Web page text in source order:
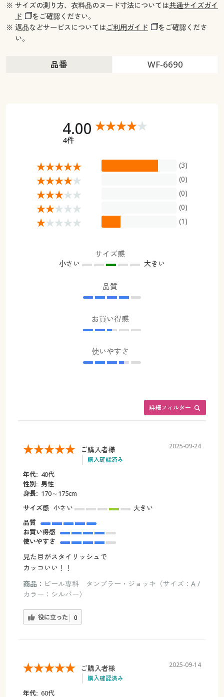
※ サイズの測り方、衣料品のヌード寸法については共通サイズガイ
ド
をご確認ください。
※ 返品などサービスについてはご利用ガイド
をご確認くださ
い。
品番 WF-6690
4.00
4件
(3)
(0)
(0)
(0)
(1)
サイズ感
小さい 大きい
品質
お買い得感
使いやすさ
詳細フィルター
ご購入者様
購入確認済み
2025-09-24
年代: 40代
性別: 男性
身長: 170～175cm
サイズ感 小さい
大きい
品質
お買い得感
使いやすさ
見た目がスタイリッシュで
カッコいい！！
商品： ビール専科 タンブラー・ジョッキ（サイズ：A /
カラー：シルバー）
役に立った 0
ご購入者様
購入確認済み
2025-09-14
年代: 60代